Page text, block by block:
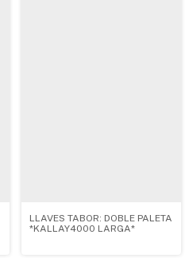
LLAVES TABOR: DOBLE PALETA
*KALLAY4000 LARGA*